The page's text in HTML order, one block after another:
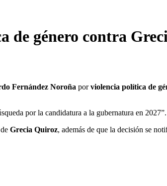
de género contra
Fernández Noroña porviolencia política de
por la candidatura a la gubernatura en 2027”.
Grecia Quiroz, además de que la decisión se